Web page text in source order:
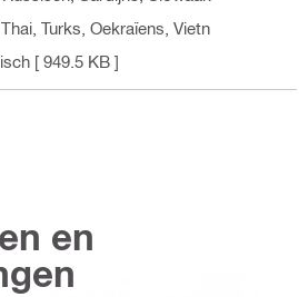
Turks, Oekraïens, Vietn
[ 949.5 KB ]
en